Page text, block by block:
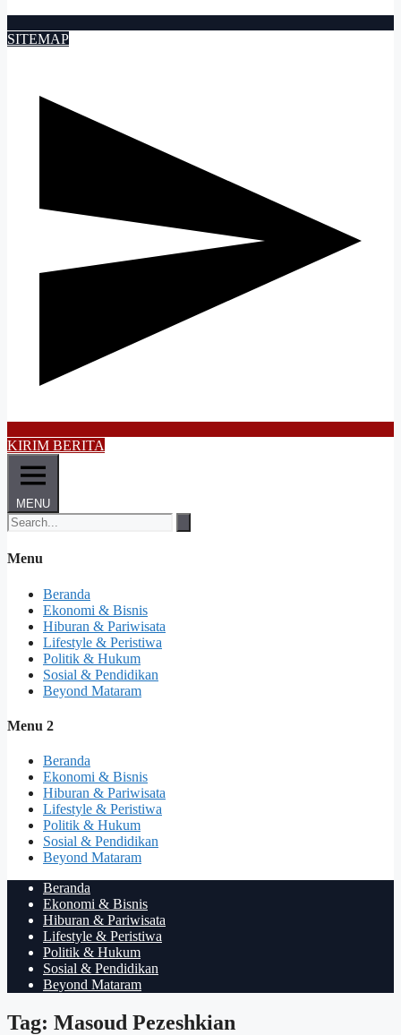
SITEMAP
KIRIM BERITA
MENU
Menu
Beranda
Ekonomi & Bisnis
Hiburan & Pariwisata
Lifestyle & Peristiwa
Politik & Hukum
Sosial & Pendidikan
Beyond Mataram
Menu 2
Beranda
Ekonomi & Bisnis
Hiburan & Pariwisata
Lifestyle & Peristiwa
Politik & Hukum
Sosial & Pendidikan
Beyond Mataram
Beranda
Ekonomi & Bisnis
Hiburan & Pariwisata
Lifestyle & Peristiwa
Politik & Hukum
Sosial & Pendidikan
Beyond Mataram
Tag: Masoud Pezeshkian